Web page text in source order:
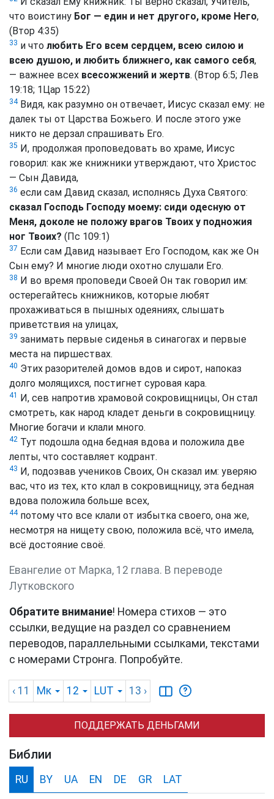
что воистину Бог — един и нет другого, кроме Него,
(Втор 4:35)
33 и что любить Его всем сердцем, всею силою и
всею душою, и любить ближнего, как самого себя,
— важнее всех всесожжений и жертв. (Втор 6:5; Лев
19:18; 1Цар 15:22)
34Видя, как разумно он отвечает, Иисус сказал ему: не
далек ты от Царства Божьего. И после этого уже
никто не дерзал спрашивать Его.
35 И, продолжая проповедовать во храме, Иисус
говорил: как же книжники утверждают, что Христос
— Сын Давида,
36 если сам Давид сказал, исполнясь Духа Святого:
сказал Господь Господу моему: сиди одесную от
Меня, доколе не положу врагов Твоих у подножия
ног Твоих? (Пс 109:1)
37 Если сам Давид называет Его Господом, как же Он
Сын ему? И многие люди охотно слушали Его.
38 И во время проповеди Своей Он так говорил им:
остерегайтесь книжников, которые любят
прохаживаться в пышных одеяниях, слышать
приветствия на улицах,
39 занимать первые сиденья в синагогах и первые
места на пиршествах.
40 Этих разорителей домов вдов и сирот, напоказ
долго молящихся, постигнет суровая кара.
41
И, сев напротив храмовой сокровищницы, Он стал
смотреть, как народ кладет деньги в сокровищницу.
Многие богачи и клали много.
42 Тут подошла одна бедная вдова и положила две
лепты, что составляет кодрант.
43 И, подозвав учеников Своих, Он сказал им: уверяю
вас, что из тех, кто клал в сокровищницу, эта бедная
вдова положила больше всех,
44потому что все клали от избытка своего, она же,
несмотря на нищету свою, положила всё, что имела,
всё достояние своё.
Евангелие от Марка, 12 глава. В переводе
Лутковского
Обратите внимание! Номера стихов — это
ссылки, ведущие на раздел со сравнением
переводов, параллельными ссылками, текстами
с номерами Стронга. Попробуйте.
‹ 11 Мк 12 LUT 13 ›
ПОДДЕРЖАТЬ ДЕНЬГАМИ
Библии
RU BY UA EN DE GR LAT